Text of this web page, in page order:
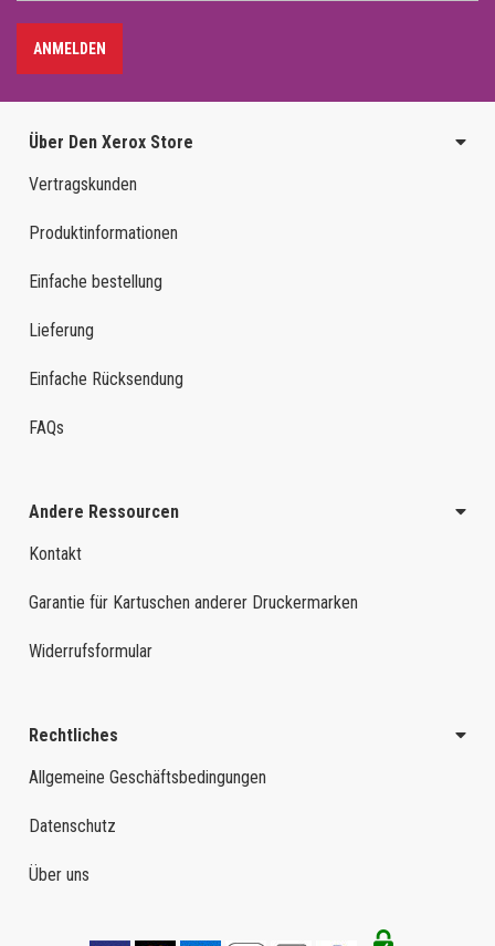
ANMELDEN
Über Den Xerox Store
Vertragskunden
Produktinformationen
Einfache bestellung
Lieferung
Einfache Rücksendung
FAQs
Andere Ressourcen
Kontakt
Garantie für Kartuschen anderer Druckermarken
Widerrufsformular
Rechtliches
Allgemeine Geschäftsbedingungen
Datenschutz
Über uns